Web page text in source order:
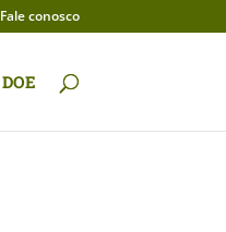
Fale conosco
DOE